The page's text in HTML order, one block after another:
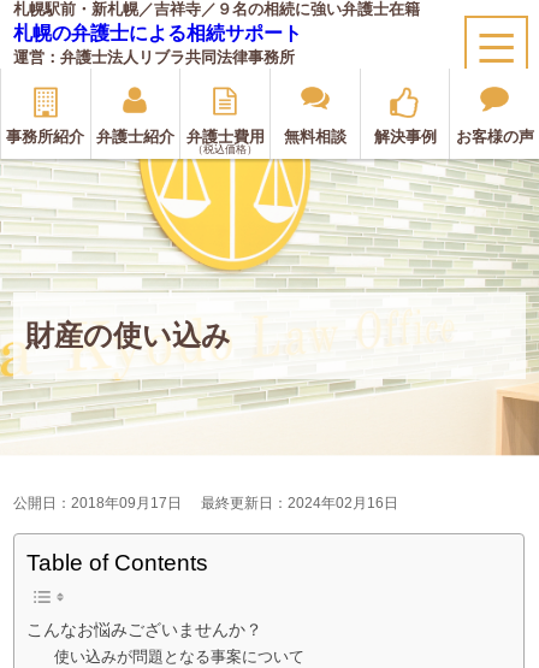
札幌駅前・新札幌／吉祥寺／９名の相続に強い弁護士在籍
札幌の弁護士による相続サポート
運営：弁護士法人リブラ共同法律事務所
事務所紹介 弁護士紹介 弁護士費用
（税込価格）
無料相談 解決事例 お客様の声
財産の使い込み
公開日：2018年09月17日 最終更新日：2024年02月16日
Table of Contents
こんなお悩みございませんか？
使い込みが問題となる事案について